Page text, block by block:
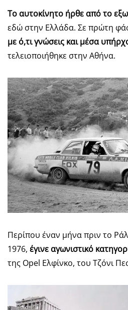
Το αυτοκίνητο ήρθε από το
εδώ στην Ελλάδα. Σε πρώτη
με ό,τι γνώσεις και μέσα
τελειοποιήθηκε στην Αθήνα.
Περίπου έναν μήνα πριν το
1976, έγινε αγωνιστικό
της Opel Ελφίνκο, του Τζόνι